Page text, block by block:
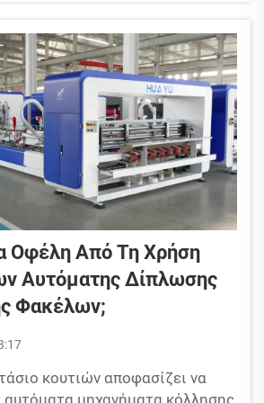
μιας γραμμής παραγωγής...
Οφέλη Από Τη Χρήση
Αυτόματης Δίπλωσης
Φακέλων;
κουτιών αποφασίζει να
αυτόματα μηχανήματα κόλλησης